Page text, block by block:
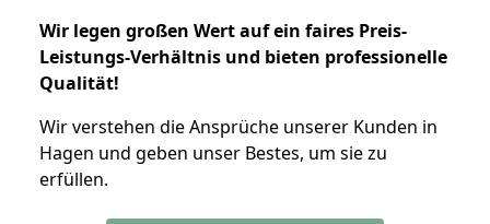
Wir legen großen Wert auf ein faires Preis-
Leistungs-Verhältnis und bieten professionelle
Qualität!
Wir verstehen die Ansprüche unserer Kunden in
Hagen und geben unser Bestes, um sie zu
erfüllen.